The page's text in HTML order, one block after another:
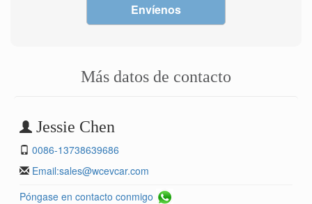
Envíenos
Más datos de contacto
Jessie Chen
0086-13738639686
Email:sales@wcevcar.com
Póngase en contacto conmigo